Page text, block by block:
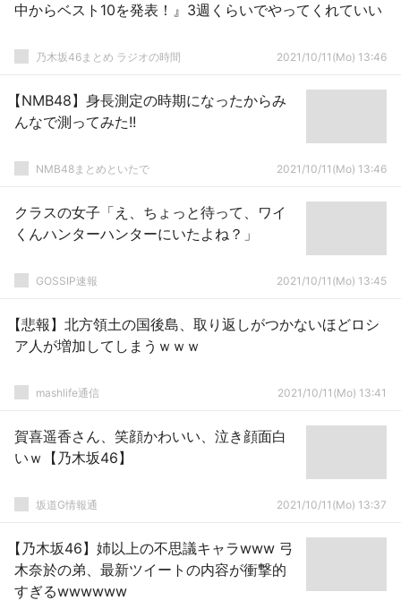
中からベスト10を発表！』3週くらいでやってくれていい
乃木坂46まとめ ラジオの時間 2021/10/11(Mo) 13:46
【NMB48】身長測定の時期になったからみ
んなで測ってみた!!
NMB48まとめといたで 2021/10/11(Mo) 13:46
クラスの女子「え、ちょっと待って、ワイ
くんハンターハンターにいたよね？」
GOSSIP速報 2021/10/11(Mo) 13:45
【悲報】北方領土の国後島、取り返しがつかないほどロシ
ア人が増加してしまうｗｗｗ
mashlife通信 2021/10/11(Mo) 13:41
賀喜遥香さん、笑顔かわいい、泣き顔面白
いｗ【乃木坂46】
坂道G情報通 2021/10/11(Mo) 13:37
【乃木坂46】姉以上の不思議キャラwww 弓
木奈於の弟、最新ツイートの内容が衝撃的
すぎるwwwwww